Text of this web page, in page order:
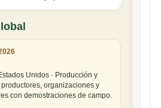
Unidos · Producción y
organizaciones y
con demostraciones de campo.